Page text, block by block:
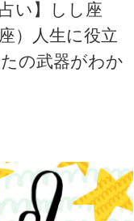
占い】しし座
座）人生に役立
の武器がわか